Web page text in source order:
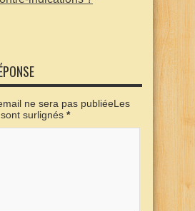
ne sera pas publiéeLes
surlignés *